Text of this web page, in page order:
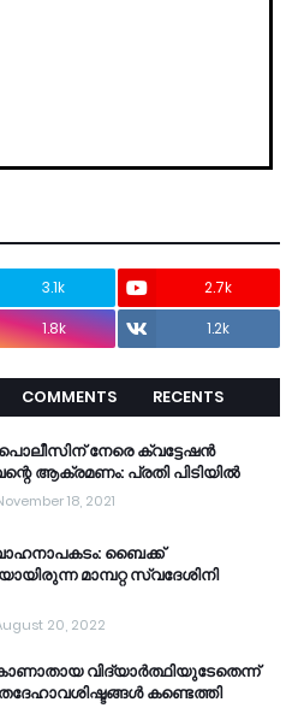
3.1k
2.7k
1.8k 1.2k
COMMENTS RECENTS
പൊലീസിന് നേരെ ക്വട്ടേഷൻ
ആക്രമണം: പ്രതി പിടിയിൽ
18, 2021
ബൈക്ക്
മാമ്പറ്റ സ്വദേശിനി
20, 2022
വിദ്യാർത്ഥിയുടേതെന്ന്
കണ്ടെത്തി